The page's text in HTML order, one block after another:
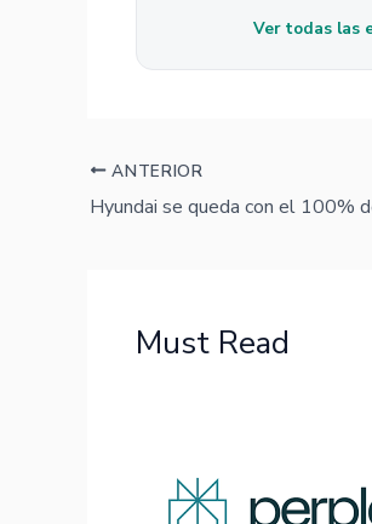
Ver todas las
ANTERIOR
Must Read